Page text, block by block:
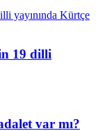
19 dilli
var mı?